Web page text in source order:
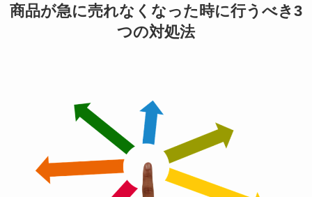
商品が急に売れなくなった時に行うべき3
つの対処法